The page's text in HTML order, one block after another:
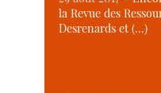
la Revue des
Desrenards et (…)